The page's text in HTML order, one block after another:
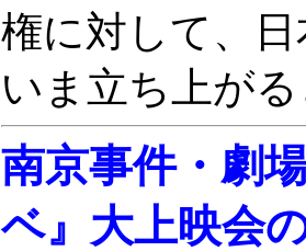
権に対して、
いま立ち上が
南京事件・劇
ベ』大上映会